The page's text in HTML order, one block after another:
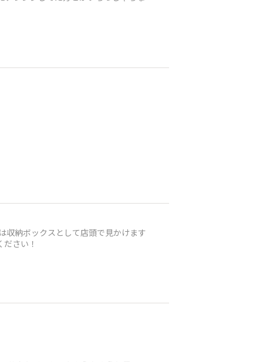
収納ボックスとして店頭で見かけます
さい！